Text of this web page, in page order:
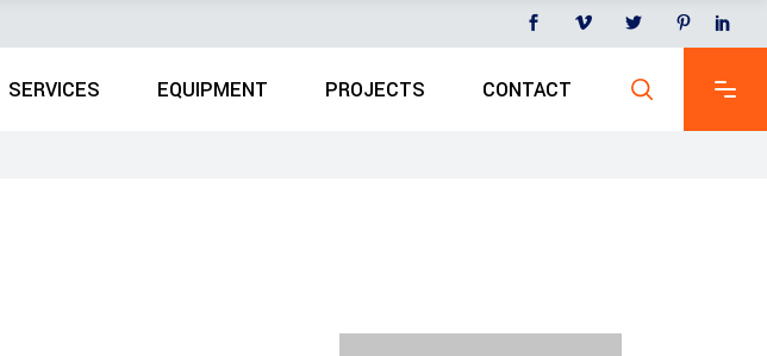
SERVICES EQUIPMENT PROJECTS CONTACT